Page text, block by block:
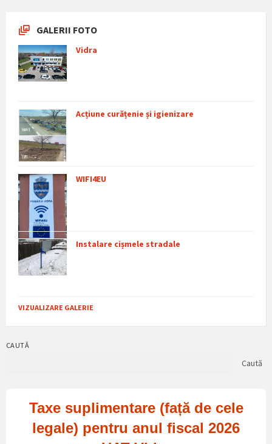
GALERII FOTO
Vidra
Acțiune curățenie și igienizare
WIFI4EU
Instalare cișmele stradale
VIZUALIZARE GALERIE
CAUTĂ
Caută
Taxe suplimentare (față de cele
legale) pentru anul fiscal 2026